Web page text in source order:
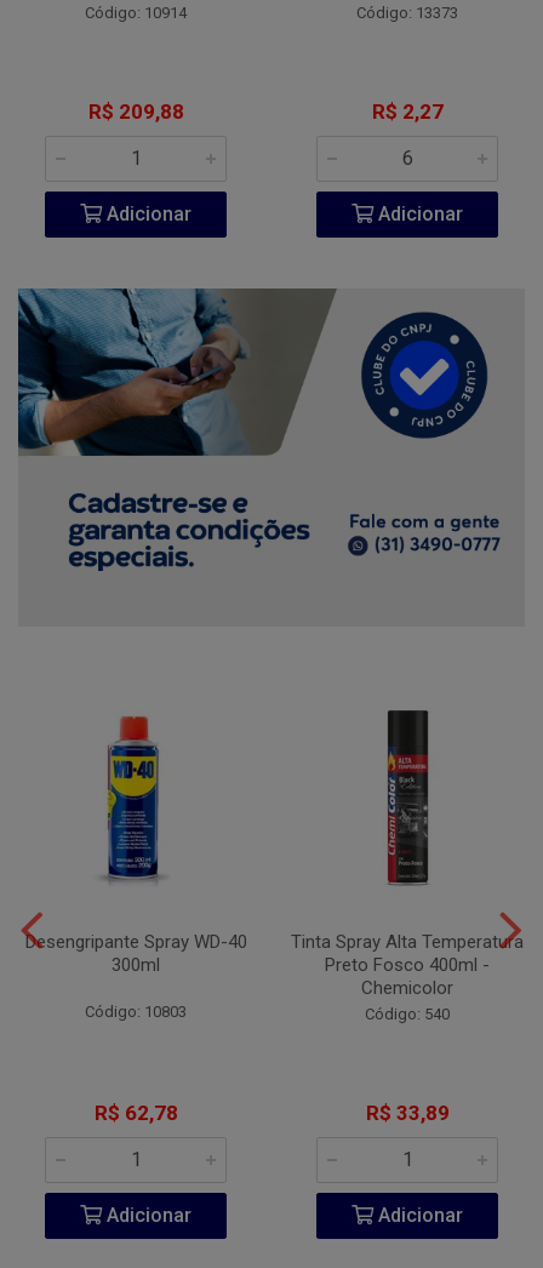
Código: 10914
R$ 209,88
Adicionar
Código: 13373
R$ 2,27
Adicionar
Desengripante Spray WD-40
300ml
Código: 10803
R$ 62,78
Adicionar
Tinta Spray Alta Temperatura
Preto Fosco 400ml -
Chemicolor
Código: 540
R$ 33,89
Adicionar